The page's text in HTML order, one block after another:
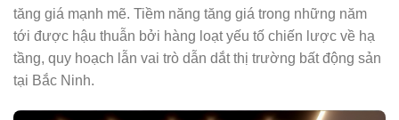
tăng giá mạnh mẽ. Tiềm năng tăng giá trong những năm
tới được hậu thuẫn bởi hàng loạt yếu tố chiến lược về hạ
tầng, quy hoạch lẫn vai trò dẫn dắt thị trường bất động sản
tại Bắc Ninh.